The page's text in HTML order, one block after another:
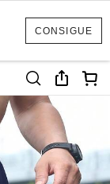
CONSIGUE